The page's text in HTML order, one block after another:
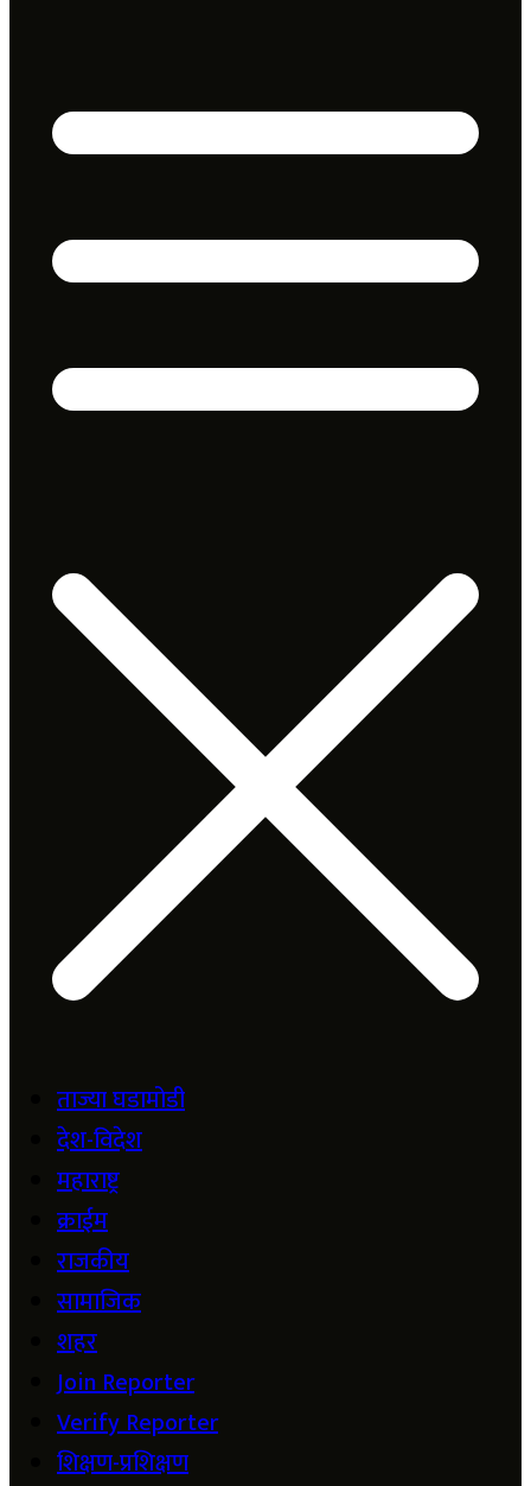
ताज्या घडामोडी
देश-विदेश
महाराष्ट्र
क्राईम
राजकीय
सामाजिक
शहर
Join Reporter
Verify Reporter
शिक्षण-प्रशिक्षण